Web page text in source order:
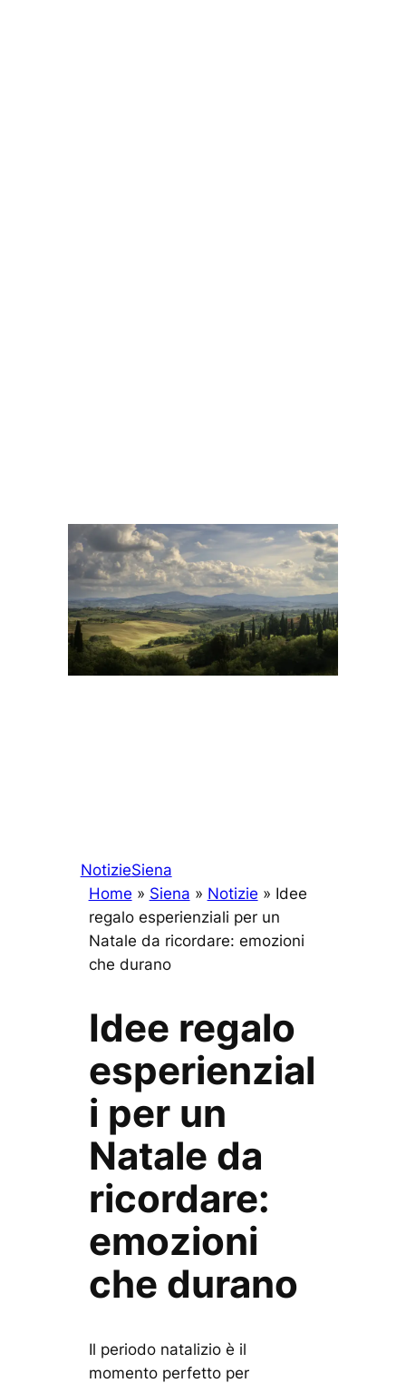
NotizieSiena
Home » Siena » Notizie » Idee
regalo esperienziali per un
Natale da ricordare: emozioni
che durano
Idee regalo
esperienzial
i per un
Natale da
ricordare:
emozioni
che durano
Il periodo natalizio è il
momento perfetto per